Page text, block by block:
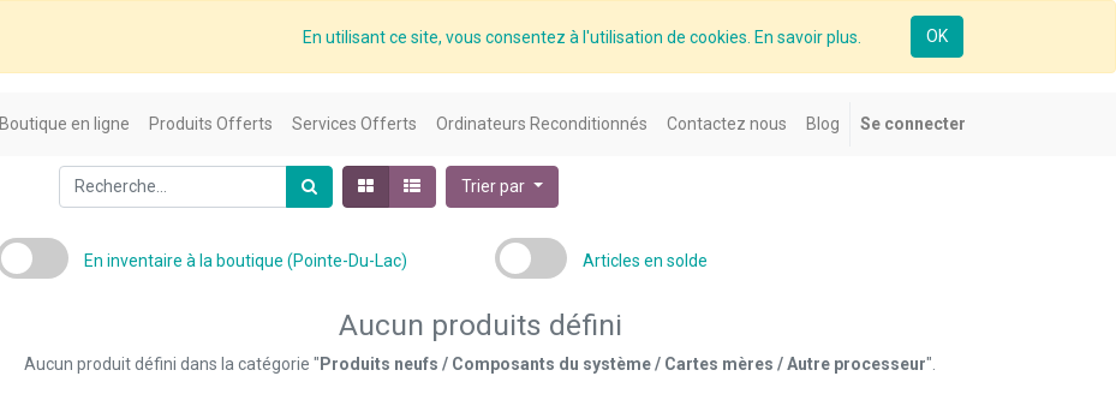
En utilisant ce site, vous consentez à l'utilisation de cookies. En savoir plus. OK
Boutique en ligne Produits Offerts Services Offerts Ordinateurs Reconditionnés Contactez nous Blog Se connecter
Trier par
En inventaire à la boutique (Pointe-Du-Lac) Articles en solde
Aucun produits défini
Aucun produit défini dans la catégorie " Produits neufs / Composants du système / Cartes mères / Autre processeur".